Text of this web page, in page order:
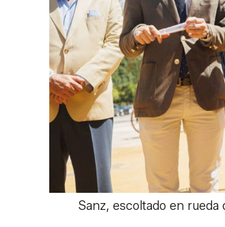
Sanz, escoltado en